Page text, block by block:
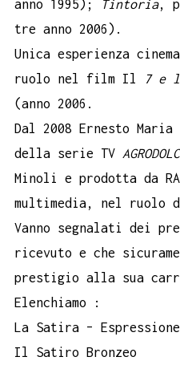
anno 1995);
Tintoria,
tre anno 2006).
Unica esperienza
ruolo nel film Il
7 e
(anno 2006.
Dal 2008 Ernesto
della serie TV
Minoli e prodotta da
multimedia, nel ruolo di
Vanno segnalati dei
ricevuto e che
prestigio alla sua
Elenchiamo :
La Satira –
Il Satiro Bronzeo